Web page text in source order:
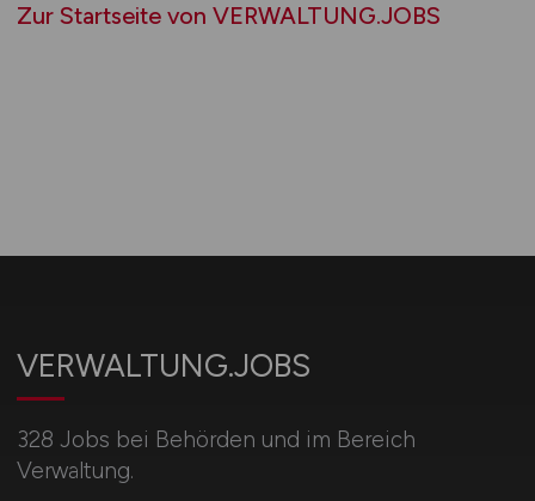
Zur Startseite von VERWALTUNG.JOBS
VERWALTUNG.JOBS
328 Jobs bei Behörden und im Bereich
Verwaltung.